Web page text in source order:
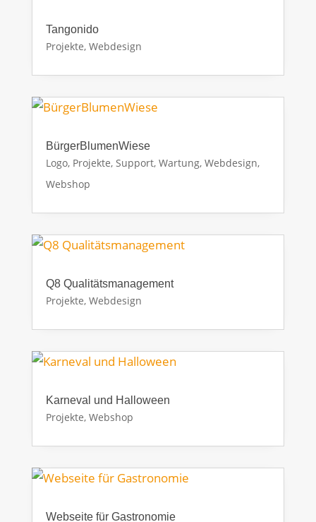
Tangonido
Projekte, Webdesign
BürgerBlumenWiese
Logo, Projekte, Support, Wartung, Webdesign,
Webshop
Q8 Qualitätsmanagement
Projekte, Webdesign
Karneval und Halloween
Projekte, Webshop
Webseite für Gastronomie